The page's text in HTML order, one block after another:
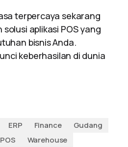
terpercaya sekarang
aplikasi POS yang
bisnis Anda.
keberhasilan di dunia
ERP Finance
Gudang
POS Warehouse